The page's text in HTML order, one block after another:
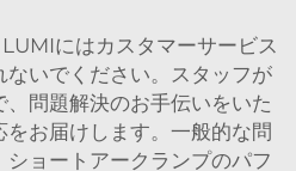
にはカスタマーサービス
いでください。スタッフが
問題解決のお手伝いをいた
をお届けします。一般的な問
ョートアークランプのパフ